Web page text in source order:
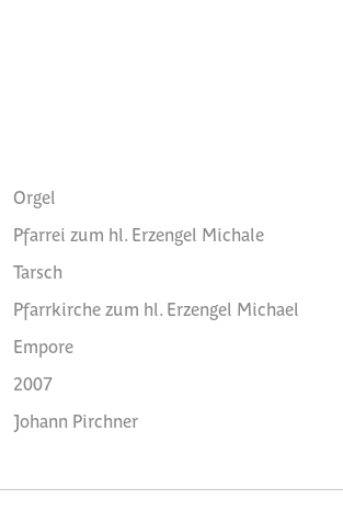
Orgel
Pfarrei zum hl. Erzengel Michale
Tarsch
Pfarrkirche zum hl. Erzengel Michael
Empore
2007
Johann Pirchner